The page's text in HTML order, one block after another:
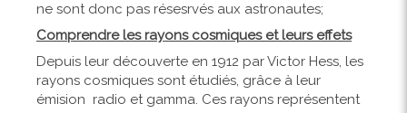
ne sont donc pas résesrvés aux astronautes;
Comprendre les rayons cosmiques et leurs effets
Depuis leur découverte en 1912 par Victor Hess, les
rayons cosmiques sont étudiés, grâce à leur
émision radio et gamma. Ces rayons représentent